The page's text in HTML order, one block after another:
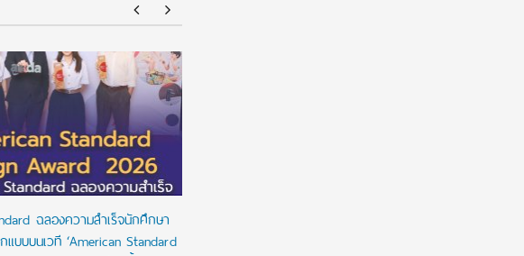
ฉลองความสำเร็จนักศึกษา
บบบนเวที ‘American Standard